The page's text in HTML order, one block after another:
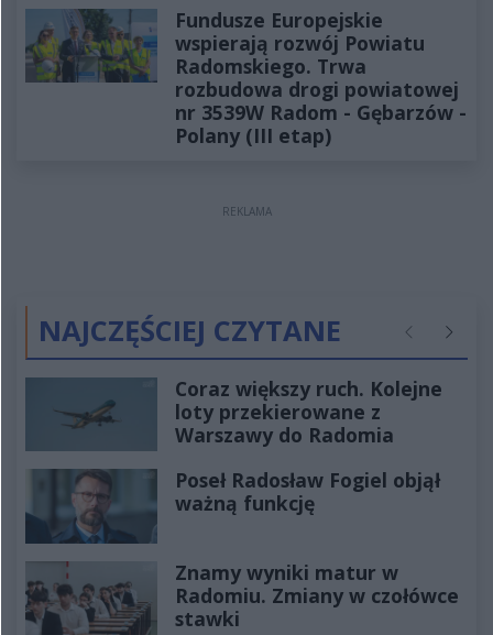
Fundusze Europejskie
wspierają rozwój Powiatu
Radomskiego. Trwa
rozbudowa drogi powiatowej
nr 3539W Radom - Gębarzów -
Polany (III etap)
REKLAMA
NAJCZĘŚCIEJ CZYTANE Poprzednie
Coraz większy ruch. Kolejne
loty przekierowane z
Warszawy do Radomia
Poseł Radosław Fogiel objął
ważną funkcję
Znamy wyniki matur w
Radomiu. Zmiany w czołówce
stawki